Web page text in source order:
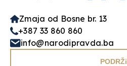
Zmaja od Bosne br. 13
+387 33 860 860
info@narodipravda.ba
PODRŽi